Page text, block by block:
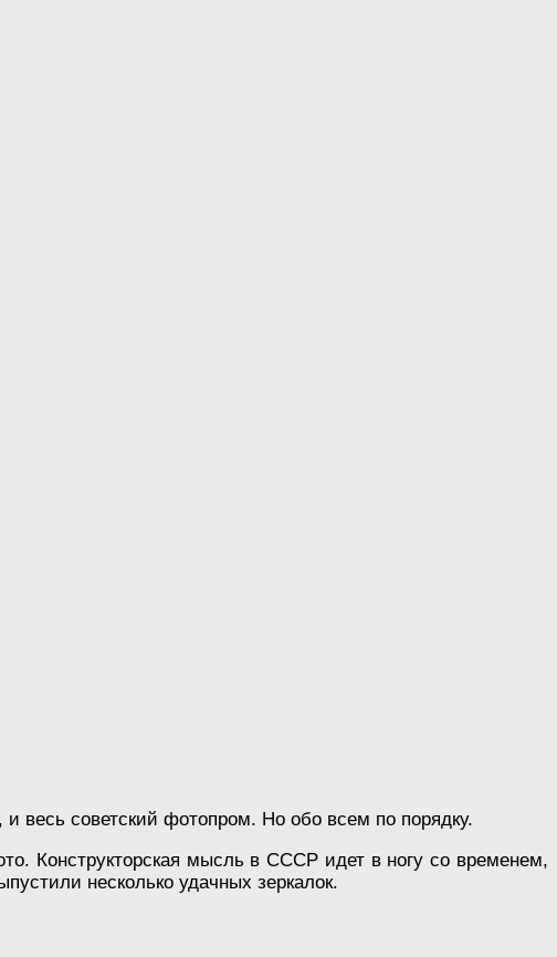
весь советский фотопром. Но обо всем по порядку.
Конструкторская мысль в СССР идет в ногу со временем,
несколько удачных зеркалок.